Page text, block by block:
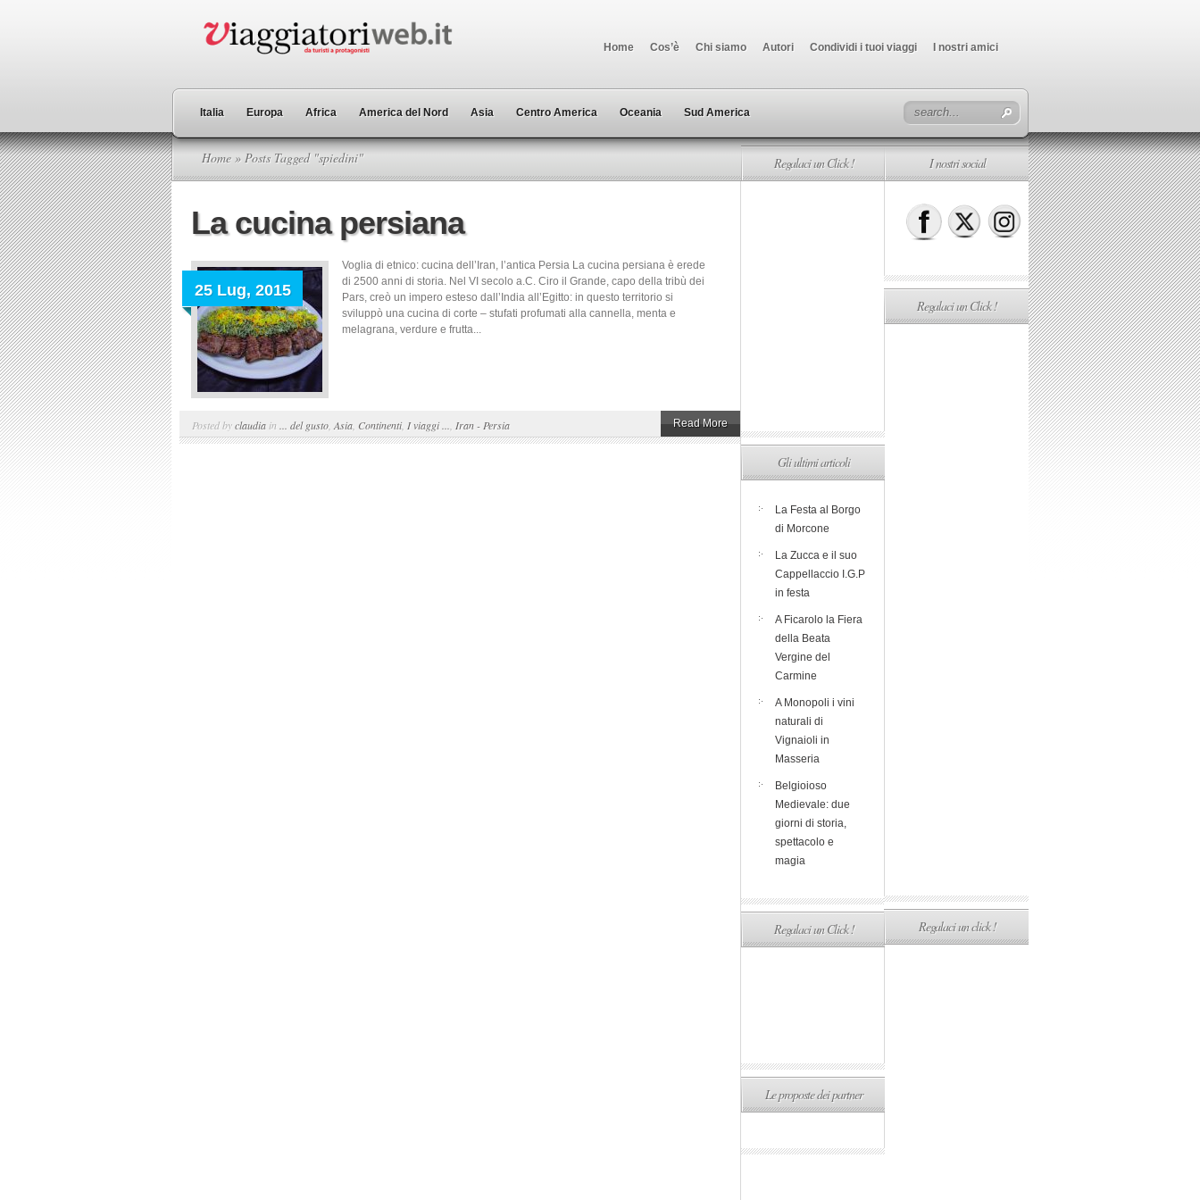
Home Cos’è Chi siamo Autori Condividi i tuoi viaggi I nostri amici
Italia Europa Africa America del Nord Asia Centro America Oceania Sud America
Home » Posts Tagged "spiedini"
La cucina persiana
25 Lug, 2015
Voglia di etnico: cucina dell’Iran, l’antica Persia La cucina persiana è erede
di 2500 anni di storia. Nel VI secolo a.C. Ciro il Grande, capo della tribù dei
Pars, creò un impero esteso dall’India all’Egitto: in questo territorio si
sviluppò una cucina di corte – stufati profumati alla cannella, menta e
melagrana, verdure e frutta...
Posted byclaudia in ... del gusto Asia Continenti, I viaggi ... Iran - Persia Read More
Regalaci un Click !
Gli ultimi articoli
La Festa al Borgo
di Morcone
La Zucca e il suo
Cappellaccio I.G.P
in festa
A Ficarolo la Fiera
della Beata
Vergine del
Carmine
A Monopoli i vini
naturali di
Vignaioli in
Masseria
Belgioioso
Medievale: due
giorni di storia,
spettacolo e
magia
Regalaci un Click !
Le proposte dei partner
I nostri social
Regalaci un Click !
Regalaci un click !